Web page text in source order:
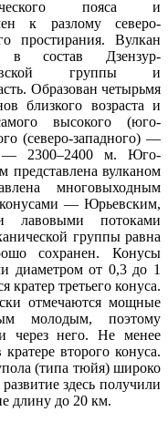
пояса и
к разлому северо-
простирания. Вулкан
в состав Дзензур-
группы и
Образован четырьмя
близкого возраста и
высокого (юго-
(северо-западного) —
— 2300–2400 м. Юго-
представлена вулканом
многовыходным
— Юрьевским,
лавовыми потоками
группы равна
сохранен. Конусы
диаметром от 0,3 до 1
третьего конуса.
отмечаются мощные
молодым, поэтому
через него. Не менее
второго конуса.
(типа тюйя) широко
здесь получили
длину до 20 км.